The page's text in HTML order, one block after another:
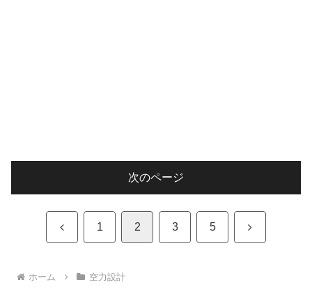
次のページ
前 1 2 3 5 次
ホーム 空力設計